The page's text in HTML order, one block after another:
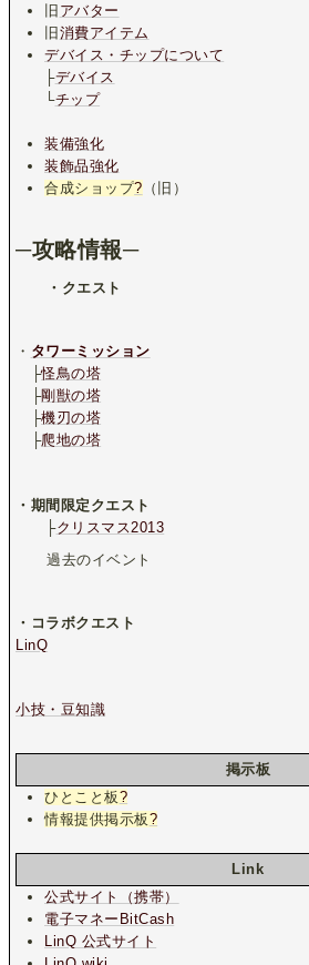
旧 アバター
旧 消費アイテム
デバイス・チップについて
├デバイス
└チップ
装備強化
装飾品強化
合成ショップ? （旧）
─攻略情報─
・クエスト
・ タワーミッション
├怪鳥の塔
├剛獣の塔
├機刃の塔
├爬地の塔
・期間限定クエスト
├クリスマス2013
過去のイベント
・コラボクエスト
LinQ
小技・豆知識
掲示板
ひとこと板?
情報提供掲示板?
Link
公式サイト（携帯）
電子マネーBitCash
LinQ 公式サイト